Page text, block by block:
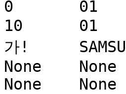
0	01				821616	0
10	01	路發하는 중국 H/W IT, 두려워만 할 것인
가!	SAMSUNG SECURITIES	삼성증권	None
None	None	None	None	None	None
None	None